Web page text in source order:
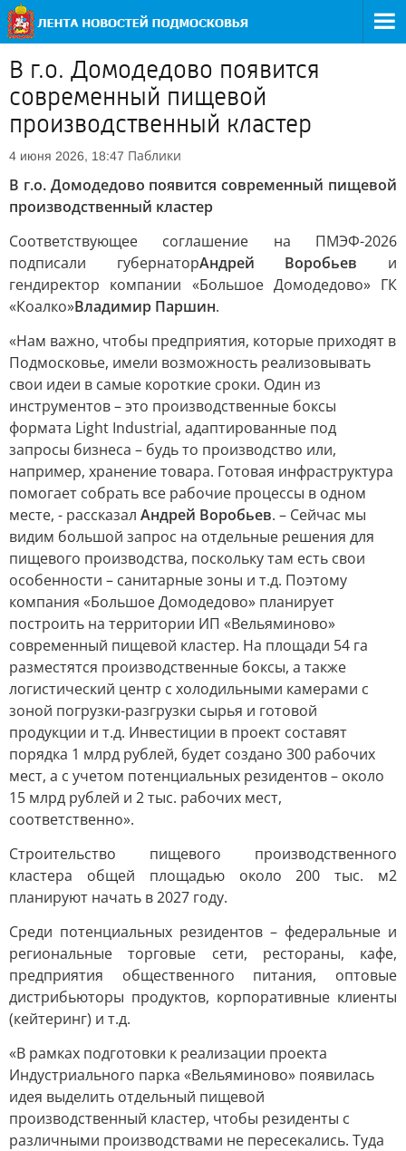
В г.о. Домодедово появится
современный пищевой
производственный кластер
4 июня 2026, 18:47 Паблики
В г.о. Домодедово появится современный пищевой
производственный кластер
Соответствующее соглашение на ПМЭФ-2026
подписали губернаторАндрей Воробьев и
гендиректор компании «Большое Домодедово» ГК
«Коалко»Владимир Паршин.
«Нам важно, чтобы предприятия, которые приходят в
Подмосковье, имели возможность реализовывать
свои идеи в самые короткие сроки. Один из
инструментов – это производственные боксы
формата Light Industrial, адаптированные под
запросы бизнеса – будь то производство или,
например, хранение товара. Готовая инфраструктура
помогает собрать все рабочие процессы в одном
месте, - рассказал Андрей Воробьев. – Сейчас мы
видим большой запрос на отдельные решения для
пищевого производства, поскольку там есть свои
особенности – санитарные зоны и т.д. Поэтому
компания «Большое Домодедово» планирует
построить на территории ИП «Вельяминово»
современный пищевой кластер. На площади 54 га
разместятся производственные боксы, а также
логистический центр с холодильными камерами с
зоной погрузки-разгрузки сырья и готовой
продукции и т.д. Инвестиции в проект составят
порядка 1 млрд рублей, будет создано 300 рабочих
мест, а с учетом потенциальных резидентов – около
15 млрд рублей и 2 тыс. рабочих мест,
соответственно».
Строительство пищевого производственного
кластера общей площадью около 200 тыс. м2
планируют начать в 2027 году.
Среди потенциальных резидентов – федеральные и
региональные торговые сети, рестораны, кафе,
предприятия общественного питания, оптовые
дистрибьюторы продуктов, корпоративные клиенты
(кейтеринг) и т.д.
«В рамках подготовки к реализации проекта
Индустриального парка «Вельяминово» появилась
идея выделить отдельный пищевой
производственный кластер, чтобы резиденты с
различными производствами не пересекались. Туда